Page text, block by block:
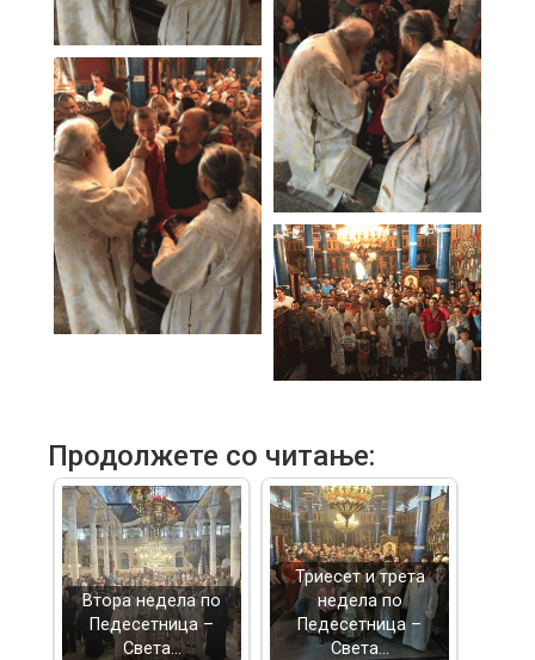
Продолжете со читање:
Втора недела по
Педесетница –
Света…
Триесет и трета
недела по
Педесетница –
Света…